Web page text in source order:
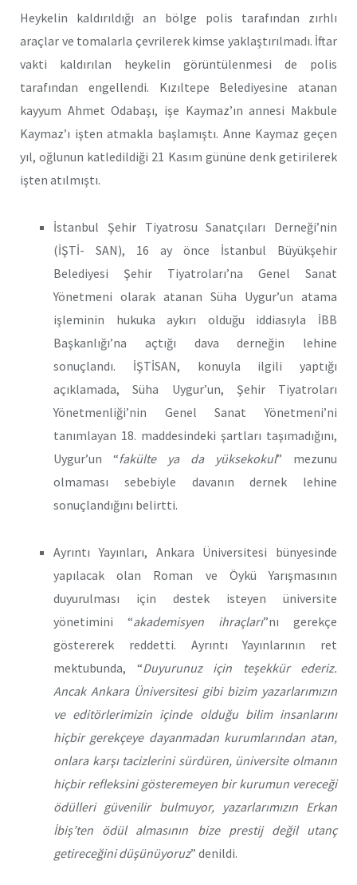
Heykelin kaldırıldığı an bölge polis tarafından zırhlı
araçlar ve tomalarla çevrilerek kimse yaklaştırılmadı. İftar
vakti kaldırılan heykelin görüntülenmesi de polis
tarafından engellendi. Kızıltepe Belediyesine atanan
kayyum Ahmet Odabaşı, işe Kaymaz’ın annesi Makbule
Kaymaz’ı işten atmakla başlamıştı. Anne Kaymaz geçen
yıl, oğlunun katledildiği 21 Kasım gününe denk getirilerek
işten atılmıştı.
İstanbul Şehir Tiyatrosu Sanatçıları Derneği’nin
(İŞTİ- SAN), 16 ay önce İstanbul Büyükşehir
Belediyesi Şehir Tiyatroları’na Genel Sanat
Yönetmeni olarak atanan Süha Uygur’un atama
işleminin hukuka aykırı olduğu iddiasıyla İBB
Başkanlığı’na açtığı dava derneğin lehine
sonuçlandı. İŞTİSAN, konuyla ilgili yaptığı
açıklamada, Süha Uygur’un, Şehir Tiyatroları
Yönetmenliği’nin Genel Sanat Yönetmeni’ni
tanımlayan 18. maddesindeki şartları taşımadığını,
Uygur’un “fakülte ya da yüksekokul” mezunu
olmaması sebebiyle davanın dernek lehine
sonuçlandığını belirtti.
Ayrıntı Yayınları, Ankara Üniversitesi bünyesinde
yapılacak olan Roman ve Öykü Yarışmasının
duyurulması için destek isteyen üniversite
yönetimini “akademisyen ihraçları”nı gerekçe
göstererek reddetti. Ayrıntı Yayınlarının ret
mektubunda, “Duyurunuz için teşekkür ederiz.
Ancak Ankara Üniversitesi gibi bizim yazarlarımızın
ve editörlerimizin içinde olduğu bilim insanlarını
hiçbir gerekçeye dayanmadan kurumlarından atan,
onlara karşı tacizlerini sürdüren, üniversite olmanın
hiçbir refleksini gösteremeyen bir kurumun vereceği
ödülleri güvenilir bulmuyor, yazarlarımızın Erkan
İbiş’ten ödül almasının bize prestij değil utanç
getireceğini düşünüyoruz” denildi.